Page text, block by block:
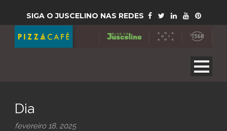
SIGA O JUSCELINO NAS REDES
Dia
fevereiro 18, 2025